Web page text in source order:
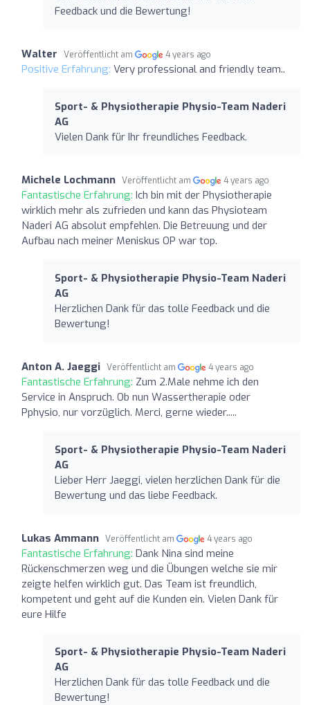
Feedback und die Bewertung!
Walter Veröffentlicht am 4 years ago
Positive Erfahrung: Very professional and friendly team..
Sport- & Physiotherapie Physio-Team Naderi
AG
Vielen Dank für Ihr freundliches Feedback.
Michele Lochmann Veröffentlicht am 4 years ago
Fantastische Erfahrung: Ich bin mit der Physiotherapie
wirklich mehr als zufrieden und kann das Physioteam
Naderi AG absolut empfehlen. Die Betreuung und der
Aufbau nach meiner Meniskus OP war top.
Sport- & Physiotherapie Physio-Team Naderi
AG
Herzlichen Dank für das tolle Feedback und die
Bewertung!
Anton A. Jaeggi Veröffentlicht am 4 years ago
Fantastische Erfahrung: Zum 2.Male nehme ich den
Service in Anspruch. Ob nun Wassertherapie oder
Pphysio, nur vorzüglich. Merci, gerne wieder.....
Sport- & Physiotherapie Physio-Team Naderi
AG
Lieber Herr Jaeggi, vielen herzlichen Dank für die
Bewertung und das liebe Feedback.
Lukas Ammann Veröffentlicht am 4 years ago
Fantastische Erfahrung: Dank Nina sind meine
Rückenschmerzen weg und die Übungen welche sie mir
zeigte helfen wirklich gut. Das Team ist freundlich,
kompetent und geht auf die Kunden ein. Vielen Dank für
eure Hilfe
Sport- & Physiotherapie Physio-Team Naderi
AG
Herzlichen Dank für das tolle Feedback und die
Bewertung!